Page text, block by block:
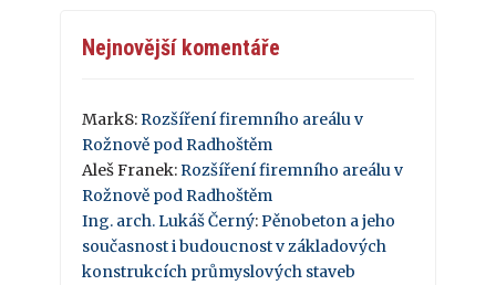
Nejnovější komentáře
Mark8: Rozšíření firemního areálu v
Rožnově pod Radhoštěm
Aleš Franek: Rozšíření firemního areálu v
Rožnově pod Radhoštěm
Ing. arch. Lukáš Černý: Pěnobeton a jeho
současnost i budoucnost v základových
konstrukcích průmyslových staveb